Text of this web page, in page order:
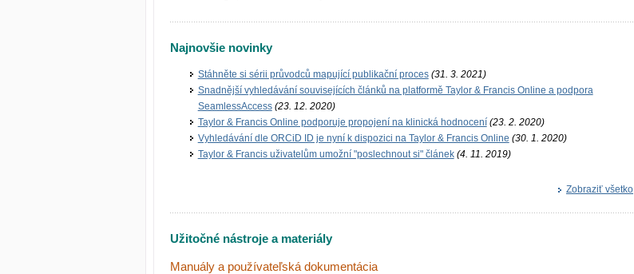
Najnovšie novinky
Stáhněte si sérii průvodců mapující publikační proces (31. 3. 2021)
Snadnější vyhledávání souvisejících článků na platformě Taylor & Francis Online a podpora
SeamlessAccess (23. 12. 2020)
Taylor & Francis Online podporuje propojení na klinická hodnocení (23. 2. 2020)
Vyhledávání dle ORCiD ID je nyní k dispozici na Taylor & Francis Online (30. 1. 2020)
Taylor & Francis uživatelům umožní "poslechnout si" článek (4. 11. 2019)
Zobraziť všetko
Užitočné nástroje a materiály
Manuály a používateľská dokumentácia